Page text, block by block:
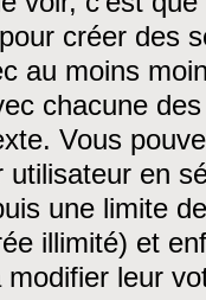
créer des
au moins
chacune
Vous
utilisateur en
une limite
illimité) et
modifier leur